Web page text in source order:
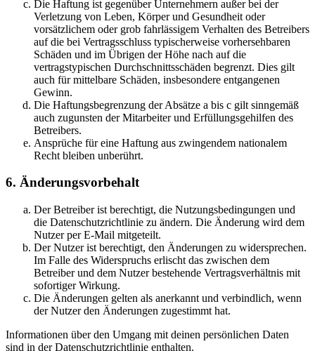
Die Haftung ist gegenüber Unternehmern außer bei der
Verletzung von Leben, Körper und Gesundheit oder
vorsätzlichem oder grob fahrlässigem Verhalten des Betreibers
auf die bei Vertragsschluss typischerweise vorhersehbaren
Schäden und im Übrigen der Höhe nach auf die
vertragstypischen Durchschnittsschäden begrenzt. Dies gilt
auch für mittelbare Schäden, insbesondere entgangenen
Gewinn.
Die Haftungsbegrenzung der Absätze a bis c gilt sinngemäß
auch zugunsten der Mitarbeiter und Erfüllungsgehilfen des
Betreibers.
Ansprüche für eine Haftung aus zwingendem nationalem
Recht bleiben unberührt.
6. Änderungsvorbehalt
Der Betreiber ist berechtigt, die Nutzungsbedingungen und
die Datenschutzrichtlinie zu ändern. Die Änderung wird dem
Nutzer per E-Mail mitgeteilt.
Der Nutzer ist berechtigt, den Änderungen zu widersprechen.
Im Falle des Widerspruchs erlischt das zwischen dem
Betreiber und dem Nutzer bestehende Vertragsverhältnis mit
sofortiger Wirkung.
Die Änderungen gelten als anerkannt und verbindlich, wenn
der Nutzer den Änderungen zugestimmt hat.
Informationen über den Umgang mit deinen persönlichen Daten
sind in der Datenschutzrichtlinie enthalten.